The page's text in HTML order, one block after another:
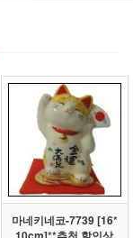
마네키네코-7739 [16*